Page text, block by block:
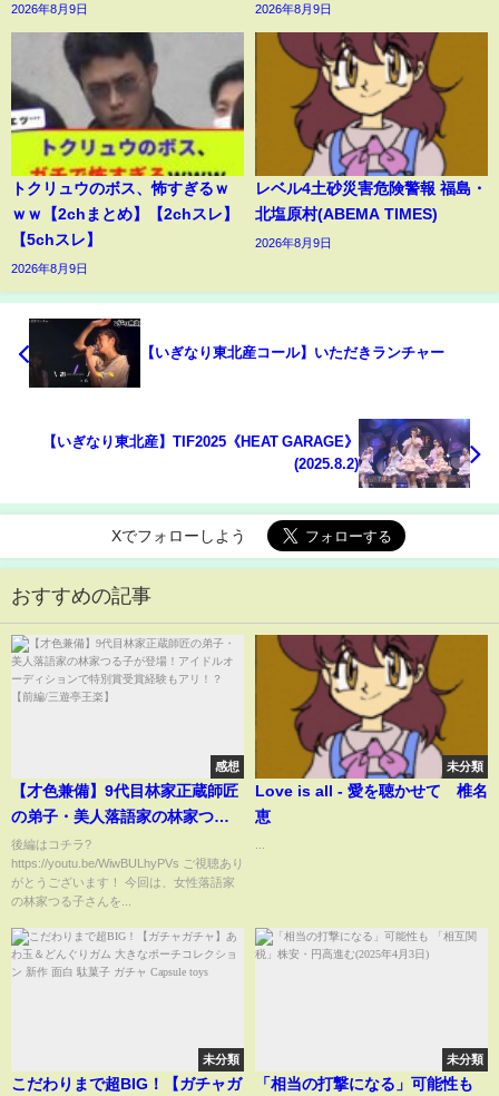
2026年8月9日 2026年8月9日
トクリュウのボス、怖すぎるｗ
ｗｗ【2chまとめ】【2chスレ】
【5chスレ】
2026年8月9日
レベル4土砂災害危険警報 福島・
北塩原村(ABEMA TIMES)
2026年8月9日
【いぎなり東北産コール】いただきランチャー
【いぎなり東北産】TIF2025《HEAT GARAGE》
(2025.8.2)
Xでフォローしよう
おすすめの記事
感想
【才色兼備】9代目林家正蔵師匠
の弟子・美人落語家の林家つる
子が登場！アイドルオーディシ
ョンで特別賞受賞経験もア
リ！？【前編/三遊亭王楽】
後編はコチラ?
https://youtu.be/WiwBULhyPVs ご視聴あり
がとうございます！ 今回は、女性落語家
の林家つる子さんを...
未分類
Love is all - 愛を聴かせて 椎名
恵
未分類
こだわりまで超BIG！【ガチャガ
未分類
「相当の打撃になる」可能性も